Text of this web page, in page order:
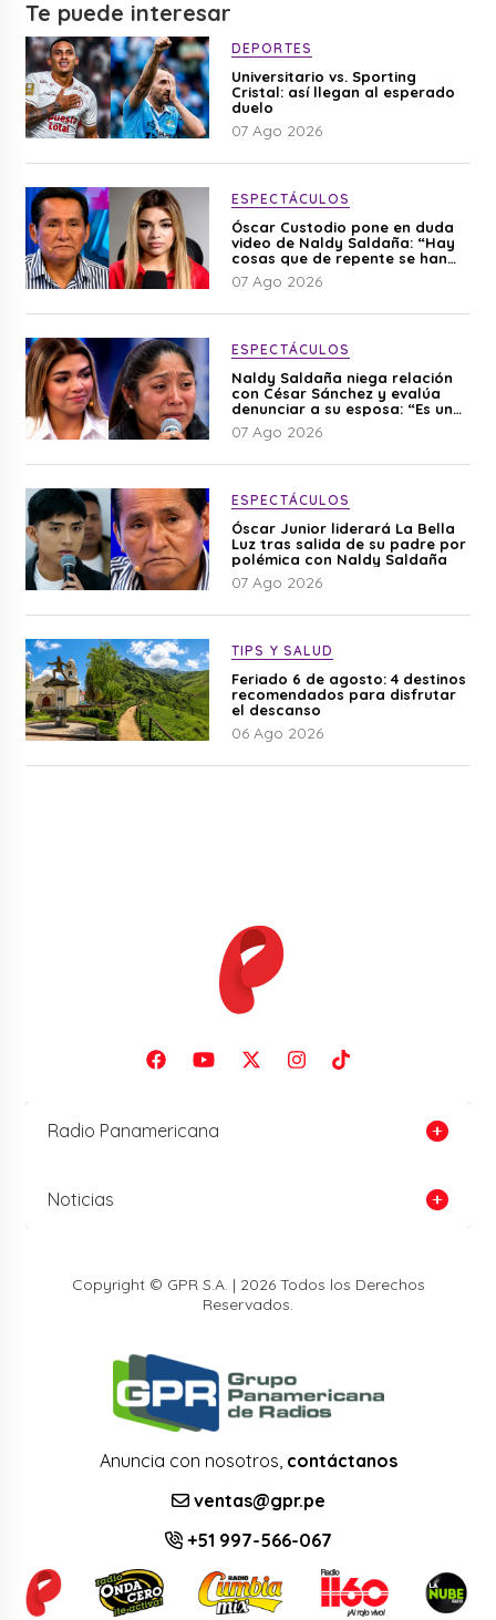
Te puede interesar
DEPORTES
Universitario vs. Sporting
Cristal: así llegan al esperado
duelo
07 Ago 2026
ESPECTÁCULOS
Óscar Custodio pone en duda
video de Naldy Saldaña: “Hay
cosas que de repente se han
editado”
07 Ago 2026
ESPECTÁCULOS
Naldy Saldaña niega relación
con César Sánchez y evalúa
denunciar a su esposa: “Es una
difamación”
07 Ago 2026
ESPECTÁCULOS
Óscar Junior liderará La Bella
Luz tras salida de su padre por
polémica con Naldy Saldaña
07 Ago 2026
TIPS Y SALUD
Feriado 6 de agosto: 4 destinos
recomendados para disfrutar
el descanso
06 Ago 2026
Radio Panamericana
Noticias
Copyright © GPR S.A. | 2026 Todos los Derechos
Reservados.
Anuncia con nosotros, contáctanos
ventas@gpr.pe
+51 997-566-067